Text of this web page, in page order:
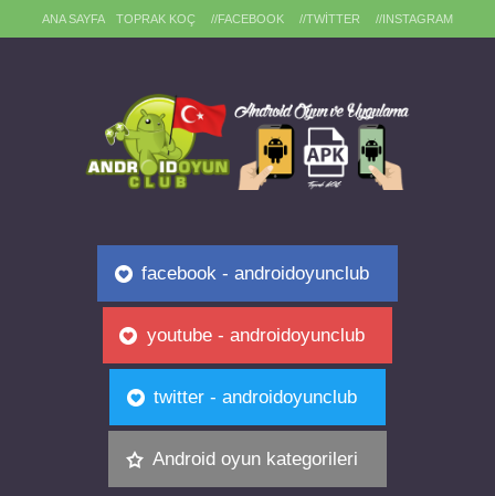
ANA SAYFA TOPRAK KOÇ //FACEBOOK //TWITTER //INSTAGRAM
facebook - androidoyunclub
youtube - androidoyunclub
twitter - androidoyunclub
Android oyun kategorileri